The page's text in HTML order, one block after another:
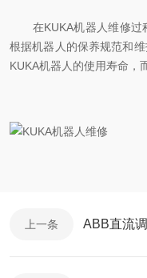
在KUKA机器人维修过
根据机器人的保养规范和
KUKA机器人的使用寿命，
上一条 ABB直流